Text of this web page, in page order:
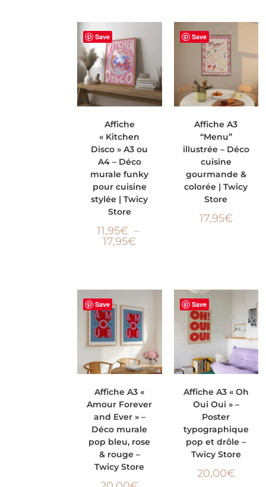
Save
OPTIONS
Affiche
« Kitchen
Disco » A3 ou
A4 – Déco
murale funky
pour cuisine
stylée | Twicy
Store
11,95€ –
17,95€
Save
PANIER
Affiche A3
“Menu”
illustrée – Déco
cuisine
gourmande &
colorée | Twicy
Store
17,95€
Save
PANIER
Affiche A3 «
Amour Forever
and Ever » –
Déco murale
pop bleu, rose
& rouge –
Twicy Store
Save
PANIER
Affiche A3 « Oh
Oui Oui » –
Poster
typographique
pop et drôle –
Twicy Store
20,00€